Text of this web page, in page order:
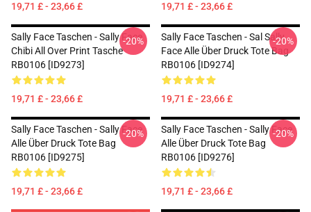
19,71 £ - 23,66 £ 19,71 £ - 23,66 £
Sally Face Taschen - Sally Face
Chibi All Over Print Tasche
RB0106 [ID9273]
19,71 £ - 23,66 £
-20%
Sally Face Taschen - Sal Sally
Face Alle Über Druck Tote Bag
RB0106 [ID9274]
19,71 £ - 23,66 £
-20%
Sally Face Taschen - Sally Face
Alle Über Druck Tote Bag
RB0106 [ID9275]
19,71 £ - 23,66 £
-20%
Sally Face Taschen - Sally Face
Alle Über Druck Tote Bag
RB0106 [ID9276]
19,71 £ - 23,66 £
-20%